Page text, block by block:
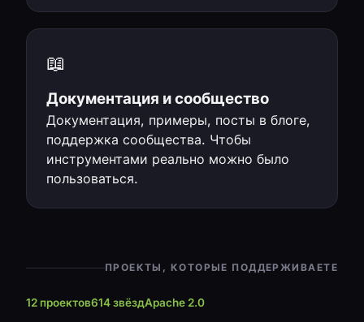
📖
Документация и сообщество
Документация, примеры, посты в блоге,
поддержка сообщества. Чтобы
инструментами реально можно было
пользоваться.
ПРОЕКТЫ, КОТОРЫЕ ПОДДЕРЖИВАЕТЕ
12 проектов614 звёздApache 2.0